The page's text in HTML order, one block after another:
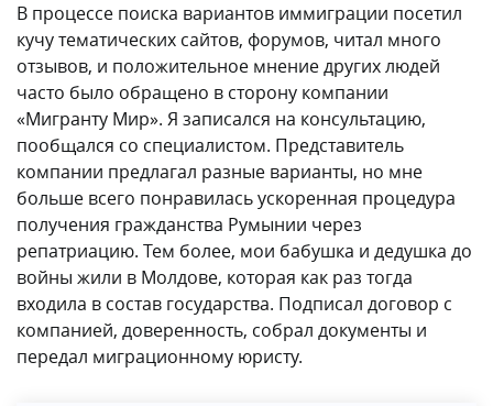
В процессе поиска вариантов иммиграции посетил
кучу тематических сайтов, форумов, читал много
отзывов, и положительное мнение других людей
часто было обращено в сторону компании
«Мигранту Мир». Я записался на консультацию,
пообщался со специалистом. Представитель
компании предлагал разные варианты, но мне
больше всего понравилась ускоренная процедура
получения гражданства Румынии через
репатриацию. Тем более, мои бабушка и дедушка до
войны жили в Молдове, которая как раз тогда
входила в состав государства. Подписал договор с
компанией, доверенность, собрал документы и
передал миграционному юристу.